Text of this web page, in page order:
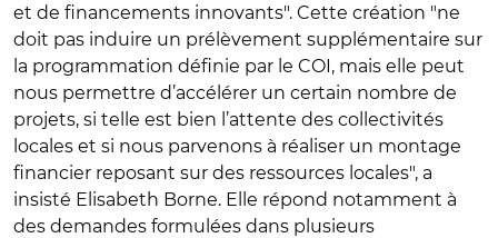
et de financements innovants". Cette création "ne
doit pas induire un prélèvement supplémentaire sur
la programmation définie par le COI, mais elle peut
nous permettre d’accélérer un certain nombre de
projets, si telle est bien l’attente des collectivités
locales et si nous parvenons à réaliser un montage
financier reposant sur des ressources locales", a
insisté Elisabeth Borne. Elle répond notamment à
des demandes formulées dans plusieurs